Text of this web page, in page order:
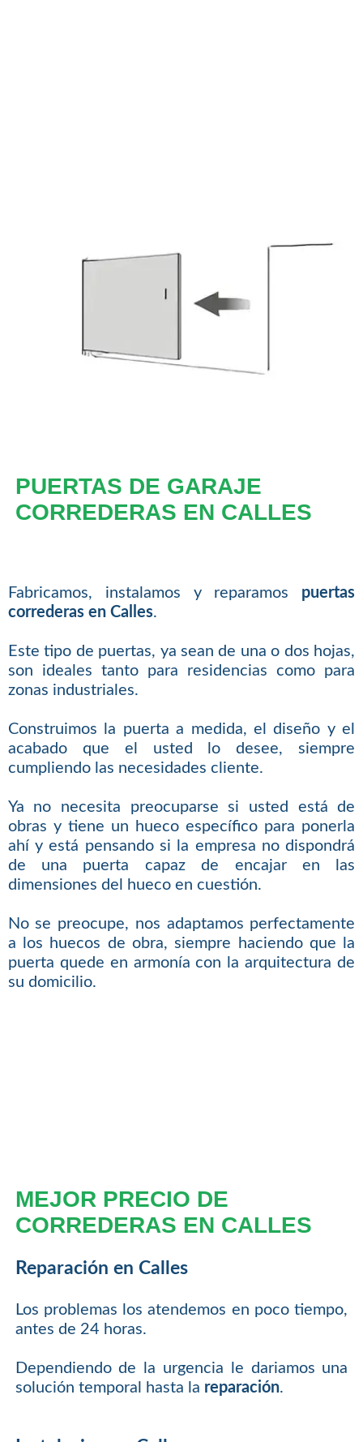
PUERTAS DE GARAJE
CORREDERAS EN CALLES
Fabricamos, instalamos y reparamos puertas
correderas en Calles.
Este tipo de puertas, ya sean de una o dos hojas,
son ideales tanto para residencias como para
zonas industriales.
Construimos la puerta a medida, el diseño y el
acabado que el usted lo desee, siempre
cumpliendo las necesidades cliente.
Ya no necesita preocuparse si usted está de
obras y tiene un hueco específico para ponerla
ahí y está pensando si la empresa no dispondrá
de una puerta capaz de encajar en las
dimensiones del hueco en cuestión.
No se preocupe, nos adaptamos perfectamente
a los huecos de obra, siempre haciendo que la
puerta quede en armonía con la arquitectura de
su domicilio.
MEJOR PRECIO DE
CORREDERAS EN CALLES
Reparación en Calles
Los problemas los atendemos en poco tiempo,
antes de 24 horas.
Dependiendo de la urgencia le dariamos una
solución temporal hasta la reparación.